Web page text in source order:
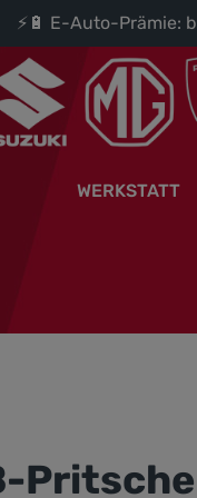
⚡🔋 E-Auto-Prämie:
WERKSTATT